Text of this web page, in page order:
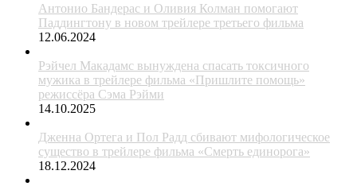
Антонио Бандерас и Оливия Колман помогают
Паддингтону в новом трейлере третьего фильма
12.06.2024
Рэйчел Макадамс вынуждена спасать токсичного
мужика в трейлере фильма «Пришлите помощь»
режиссёра Сэма Рэйми
14.10.2025
Дженна Ортега и Пол Радд сбивают мифологическое
существо в трейлере фильма «Смерть единорога»
18.12.2024